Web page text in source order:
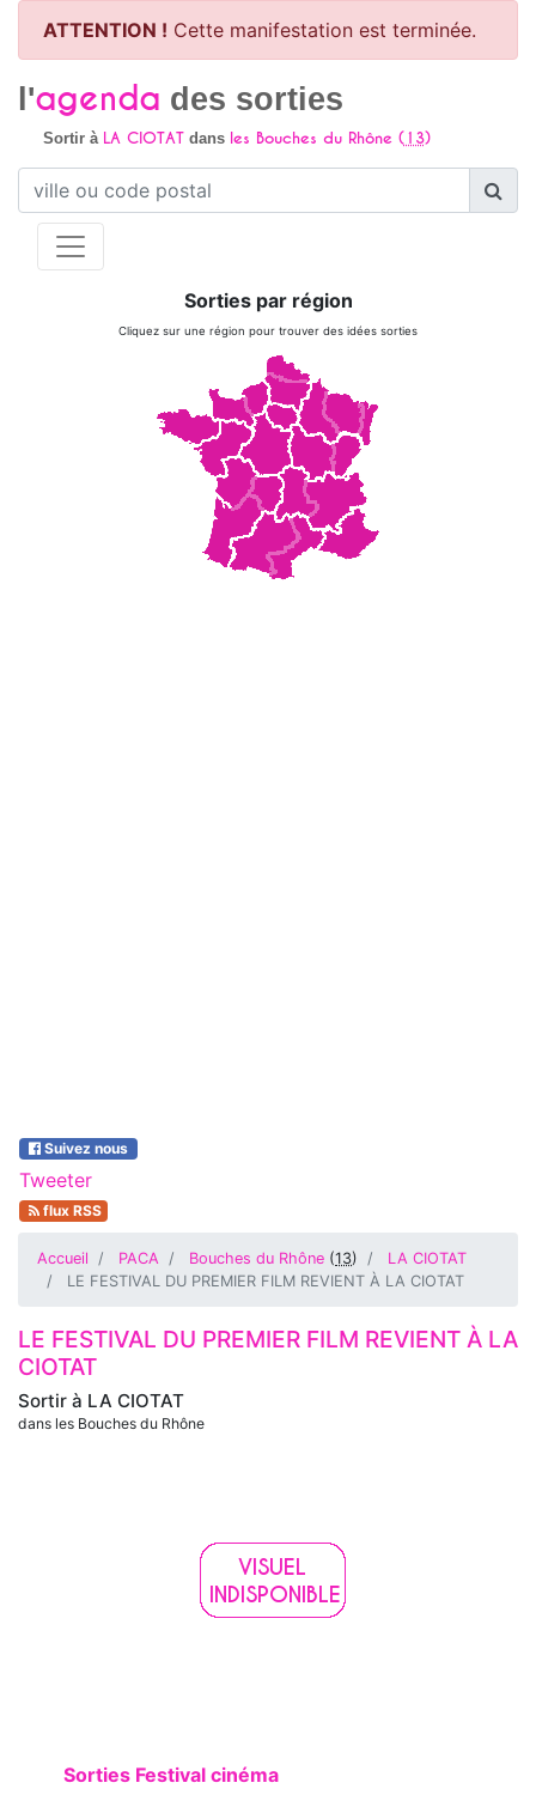
ATTENTION ! Cette manifestation est terminée.
l'agenda des sorties
Sortir à LA CIOTATdans les Bouches du Rhône (13)
Sorties par région
Cliquez sur une région pour trouver des idées sorties
Suivez nous
Tweeter
flux RSS
Accueil PACA Bouches du Rhône (13)
LA CIOTAT
LE FESTIVAL DU PREMIER FILM REVIENT À LA CIOTAT
Sortir à LA CIOTAT
dans les Bouches du Rhône
LE FESTIVAL DU PREMIER FILM REVIENT À LA
CIOTAT
Sorties Festival cinéma